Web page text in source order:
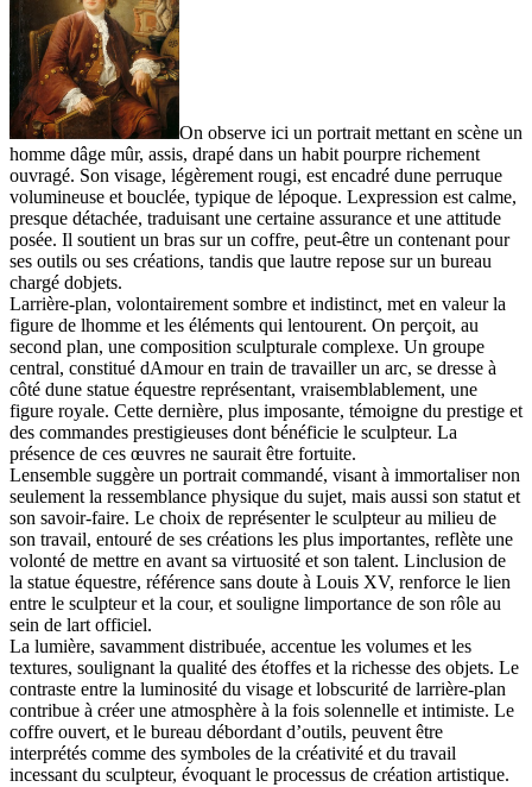
On observe ici un portrait mettant en scène un
homme dâge mûr, assis, drapé dans un habit pourpre richement
ouvragé. Son visage, légèrement rougi, est encadré dune perruque
volumineuse et bouclée, typique de lépoque. Lexpression est calme,
presque détachée, traduisant une certaine assurance et une attitude
posée. Il soutient un bras sur un coffre, peut-être un contenant pour
ses outils ou ses créations, tandis que lautre repose sur un bureau
chargé dobjets.
Larrière-plan, volontairement sombre et indistinct, met en valeur la
figure de lhomme et les éléments qui lentourent. On perçoit, au
second plan, une composition sculpturale complexe. Un groupe
central, constitué dAmour en train de travailler un arc, se dresse à
côté dune statue équestre représentant, vraisemblablement, une
figure royale. Cette dernière, plus imposante, témoigne du prestige et
des commandes prestigieuses dont bénéficie le sculpteur. La
présence de ces œuvres ne saurait être fortuite.
Lensemble suggère un portrait commandé, visant à immortaliser non
seulement la ressemblance physique du sujet, mais aussi son statut et
son savoir-faire. Le choix de représenter le sculpteur au milieu de
son travail, entouré de ses créations les plus importantes, reflète une
volonté de mettre en avant sa virtuosité et son talent. Linclusion de
la statue équestre, référence sans doute à Louis XV, renforce le lien
entre le sculpteur et la cour, et souligne limportance de son rôle au
sein de lart officiel.
La lumière, savamment distribuée, accentue les volumes et les
textures, soulignant la qualité des étoffes et la richesse des objets. Le
contraste entre la luminosité du visage et lobscurité de larrière-plan
contribue à créer une atmosphère à la fois solennelle et intimiste. Le
coffre ouvert, et le bureau débordant d’outils, peuvent être
interprétés comme des symboles de la créativité et du travail
incessant du sculpteur, évoquant le processus de création artistique.